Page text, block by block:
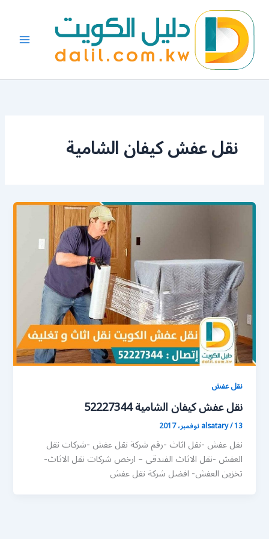
المحتوى
نقل عفش كيفان الشامية
نقل عفش
نقل عفش كيفان الشامية 52227344
alsatary/13 نوفمبر، 2017
نفل عفش -نقل اثاث -رقم شركة نقل عفش -شركات نقل
العفش -نقل الاثاث الفندقى – ارخص شركات نقل الاثاث-
تخزين العفش- افضل شركة نقل عفش